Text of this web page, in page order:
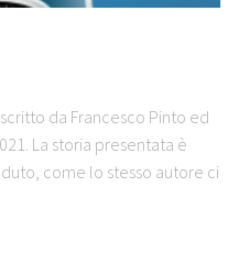
da Francesco Pinto ed
La storia presentata è
come lo stesso autore ci